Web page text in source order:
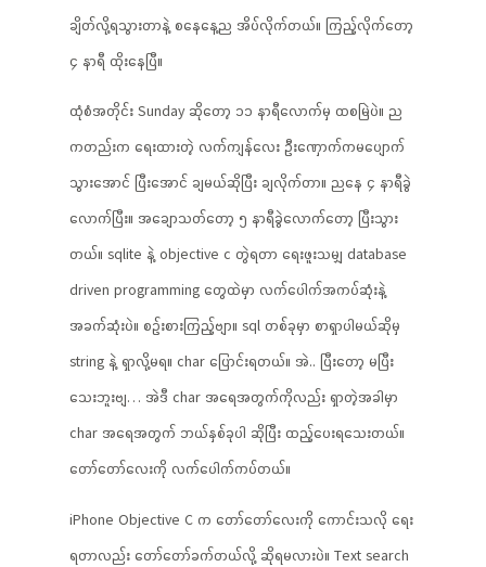
ချိတ်လို့ရသွားတာနဲ့ စနေနေ့ည အိပ်လိုက်တယ်။ ကြည့်လိုက်တော့
၄ နာရီ ထိုးနေပြီ။
ထုံစံအတိုင်း Sunday ဆိုတော့ ၁၁ နာရီလောက်မှ ထစမြဲပဲ။ ည
ကတည်းက ရေးထားတဲ့ လက်ကျန်လေး ဦးဏှောက်ကမပျောက်
သွားအောင် ပြီးအောင် ချမယ်ဆိုပြီး ချလိုက်တာ။ ညနေ ၄ နာရီခွဲ
လောက်ပြီး။ အချောသတ်တော့ ၅ နာရီခွဲလောက်တော့ ပြီးသွား
တယ်။ sqlite နဲ့ objective c တွဲရတာ ရေးဖူးသမျှ database
driven programming တွေထဲမှာ လက်ပေါက်အကပ်ဆုံးနဲ့
အခက်ဆုံးပဲ။ စဉ်းစားကြည့်ဗျာ။ sql တစ်ခုမှာ စာရှာပါမယ်ဆိုမှ
string နဲ့ ရှာလို့မရ။ char ပြောင်းရတယ်။ အဲ.. ပြီးတော့ မပြီး
သေးဘူးဗျ… အဲဒီ char အရေအတွက်ကိုလည်း ရှာတဲ့အခါမှာ
char အရေအတွက် ဘယ်နှစ်ခုပါ ဆိုပြီး ထည့်ပေးရသေးတယ်။
တော်တော်လေးကို လက်ပေါက်ကပ်တယ်။
iPhone Objective C က တော်တော်လေးကို ကောင်းသလို ရေး
ရတာလည်း တော်တော်ခက်တယ်လို့ ဆိုရမလားပဲ။ Text search